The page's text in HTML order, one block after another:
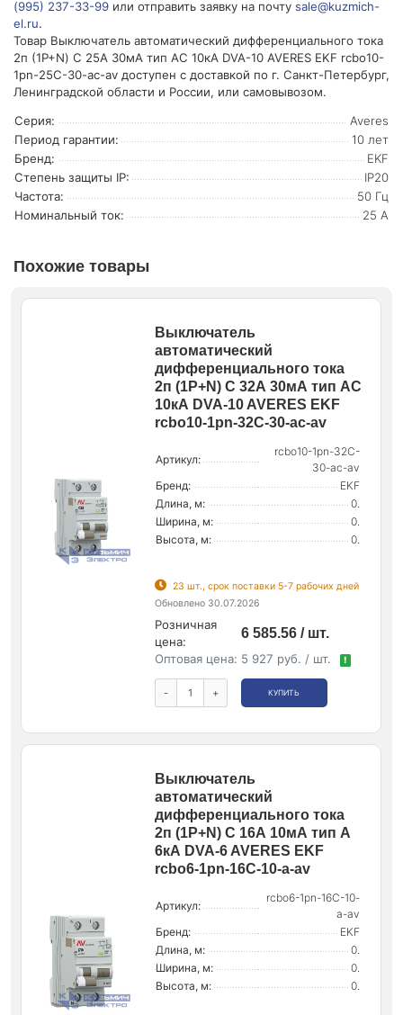
(995) 237-33-99 или отправить заявку на почту sale@kuzmich-
el.ru.
Товар Выключатель автоматический дифференциального тока
2п (1P+N) C 25А 30мА тип AC 10кА DVA-10 AVERES EKF rcbo10-
1pn-25C-30-ac-av доступен с доставкой по г. Санкт-Петербург,
Ленинградской области и России, или самовывозом.
Серия:
Averes
Период гарантии:
10 лет
Бренд:
EKF
Степень защиты IP:
IP20
Частота:
50 Гц
Номинальный ток:
25 А
Похожие товары
Выключатель
автоматический
дифференциального тока
2п (1P+N) C 32А 30мА тип AC
10кА DVA-10 AVERES EKF
rcbo10-1pn-32C-30-ac-av
Артикул:
rcbo10-1pn-32C-
30-ac-av
Бренд:
EKF
Длина, м:
0.
Ширина, м:
0.
Высота, м:
0.
23 шт., срок поставки 5-7 рабочих дней
Обновлено 30.07.2026
Розничная
цена:
6 585.56 / шт.
Оптовая цена: 5 927 руб. / шт. !
- + КУПИТЬ
Выключатель
автоматический
дифференциального тока
2п (1P+N) C 16А 10мА тип A
6кА DVA-6 AVERES EKF
rcbo6-1pn-16C-10-a-av
Артикул:
rcbo6-1pn-16C-10-
a-av
Бренд:
EKF
Длина, м:
0.
Ширина, м:
0.
Высота, м:
0.